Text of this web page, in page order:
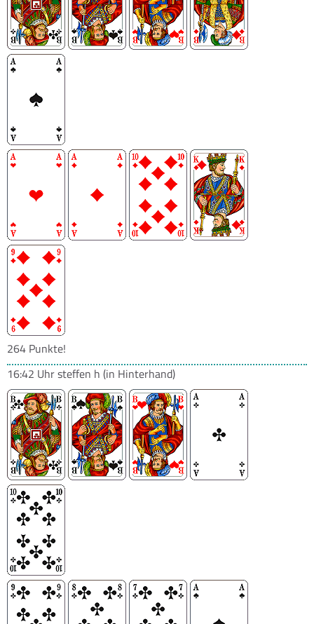
264 Punkte!
16:42 Uhrsteffen h (in Hinterhand)